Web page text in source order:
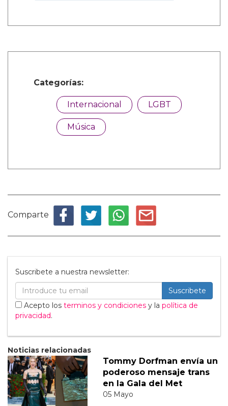
Categorías:
Internacional LGBT
Música
Comparte
Suscribete a nuestra newsletter:
Suscribete
Acepto los terminos y condiciones y la política de
privacidad.
Noticias relacionadas
Tommy Dorfman envía un
poderoso mensaje trans
en la Gala del Met
05 Mayo